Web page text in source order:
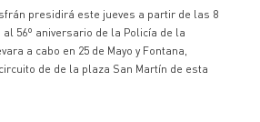
presidirá este jueves a partir de las 8
56º aniversario de la Policía de la
a cabo en 25 de Mayo y Fontana,
de de la plaza San Martín de esta